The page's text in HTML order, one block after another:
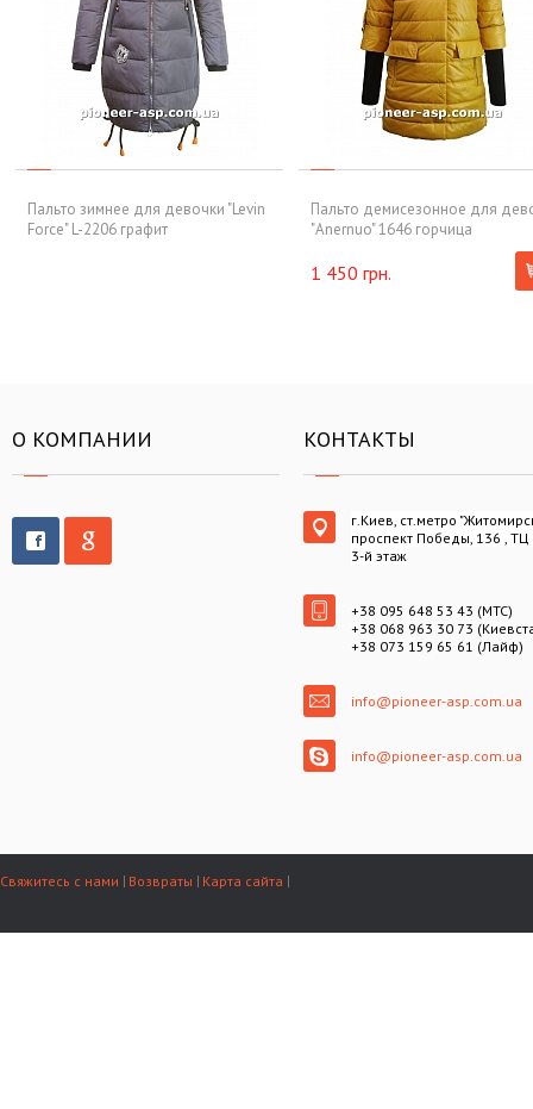
Пальто зимнее для девочки "Levin
Force" L-2206 графит
Пальто демисезонное для
"Anernuo" 1646 горчица
1 450 грн.
О КОМПАНИИ КОНТАКТЫ
г.Киев, ст.метро
проспект Победы, 136 , ТЦ
3-й этаж
+38 095 648 53 43 (МТС)
+38 068 963 30 73
+38 073 159 65 61 (Лайф)
info@pioneer-asp.com.ua
info@pioneer-asp.com.ua
Свяжитесь с нами Возвраты Карта сайта